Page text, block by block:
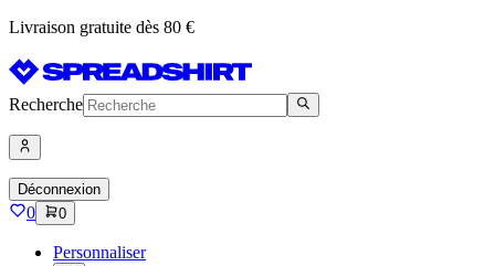
Livraison gratuite dès 80 €
Recherche
Déconnexion
0 0
Personnaliser